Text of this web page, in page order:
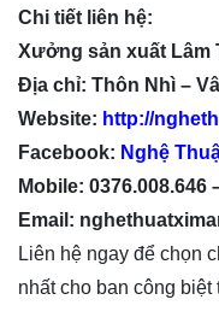
Chi tiết liên hệ:
Xưởng sản xuất Lâm
Địa chỉ: Thôn Nhì –
Website: http://
Facebook: Nghệ
Mobile: 0376.008.646
Email:
Liên hệ ngay để chọn
nhất cho ban công biệt